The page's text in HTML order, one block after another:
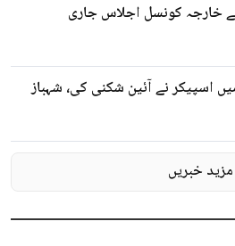
خارجہ کونسل اجلاس جاری
اسپیکر نے آئین شکنی کی، شہباز
مزید خبریں